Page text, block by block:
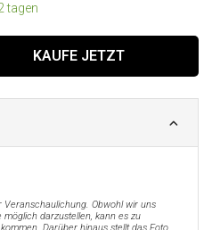
tagen
KAUFE JETZT
Obwohl wir uns
darzustellen, kann es zu
Darüber hinaus stellt das Foto